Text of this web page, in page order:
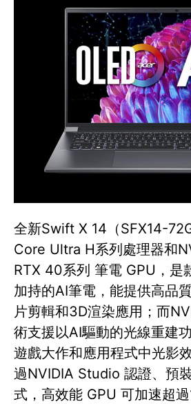
全新Swift X 14（SFX14-
Core Ultra H系列處理器和
RTX 40系列 筆電 GPU，是
加持的AI筆電，能提供高品
片剪輯和3D渲染應用；而
術支援以AI驅動的光線重建
遊戲大作和應用程式中光影
過NVIDIA Studio 認證、預
式，高效能 GPU 可加速超